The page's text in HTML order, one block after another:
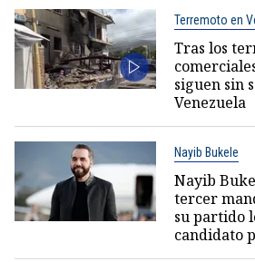
Terremoto en
Tras los
siguen sin
Venezuela
Nayib Bukele
Nayib
tercer
su partido
candidato